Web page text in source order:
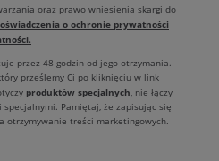
oraz prawo wniesienia skargi do
oświadczenia o ochronie prywatności
przez 48 godzin od jego otrzymania.
prześlemy Ci po kliknięciu w link
produktów specjalnych, nie łączy
Pamiętaj, że zapisując się
otrzymywanie treści marketingowych.